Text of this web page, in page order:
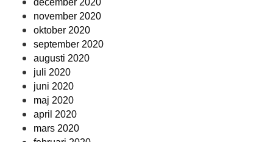
december 2020
november 2020
oktober 2020
september 2020
augusti 2020
juli 2020
juni 2020
maj 2020
april 2020
mars 2020